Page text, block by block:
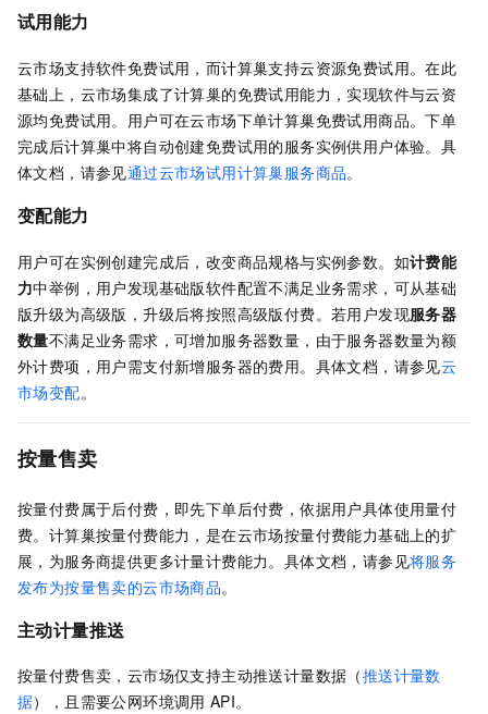
试用能力
云市场支持软件免费试用，而计算巢支持云资源免费试用。在此
基础上，云市场集成了计算巢的免费试用能力，实现软件与云资
源均免费试用。用户可在云市场下单计算巢免费试用商品。下单
完成后计算巢中将自动创建免费试用的服务实例供用户体验。具
体文档，请参见通过云市场试用计算巢服务商品。
变配能力
用户可在实例创建完成后，改变商品规格与实例参数。如计费能
力中举例，用户发现基础版软件配置不满足业务需求，可从基础
版升级为高级版，升级后将按照高级版付费。若用户发现服务器
数量不满足业务需求，可增加服务器数量，由于服务器数量为额
外计费项，用户需支付新增服务器的费用。具体文档，请参见云
市场变配。
按量售卖
按量付费属于后付费，即先下单后付费，依据用户具体使用量付
费。计算巢按量付费能力，是在云市场按量付费能力基础上的扩
展，为服务商提供更多计量计费能力。具体文档，请参见将服务
发布为按量售卖的云市场商品。
主动计量推送
按量付费售卖，云市场仅支持主动推送计量数据（推送计量数
据），且需要公网环境调用 API。